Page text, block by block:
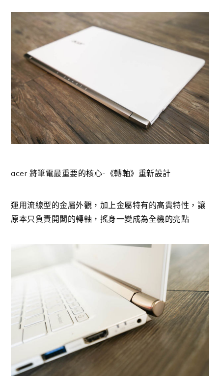
acer 將筆電最重要的核心-《轉軸》重新設計
運用流線型的金屬外觀，加上金屬特有的高貴特性，讓
原本只負責開闔的轉軸，搖身一變成為全機的亮點